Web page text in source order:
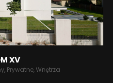
XV
Prywatne, Wnętrza